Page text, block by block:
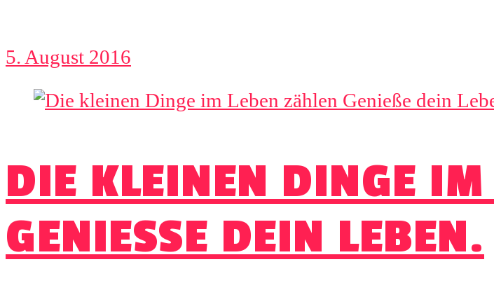
5. August 2016
DIE KLEINEN DINGE
GENIESSE DEIN LEBEN.